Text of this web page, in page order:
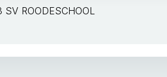
ROODESCHOOL